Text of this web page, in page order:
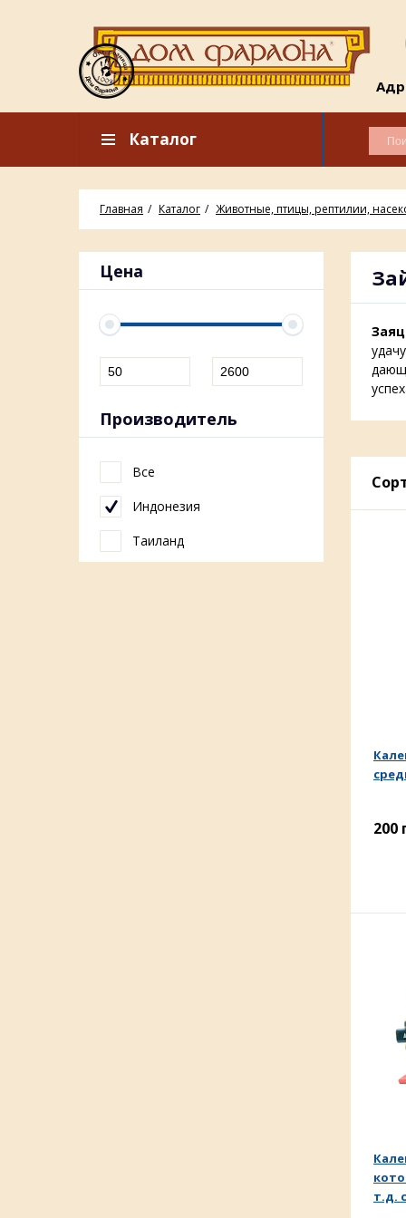
Каталог
Главная Каталог Животные, птицы, рептилии,
Цена
Производитель
Все
Индонезия
Таиланд
Заяц
200
т.д.